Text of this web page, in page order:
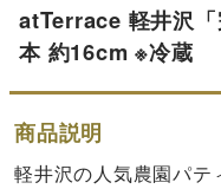
atTerrace 軽井沢「
本 約16cm ※冷蔵
商品説明
軽井沢の人気農園パ